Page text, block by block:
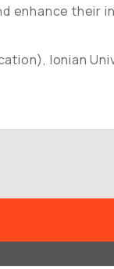
enhance their
Ionian